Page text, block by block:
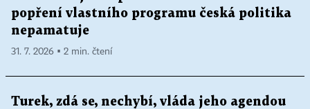
popření vlastního programu česká politika
nepamatuje
31. 7. 2026 ▪ 2 min. čtení
Turek, zdá se, nechybí, vláda jeho agendou